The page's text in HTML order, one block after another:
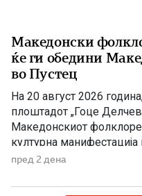
Македонски
ќе ги обедини
во Пустец
На 20 август 2026
плоштадот „Гоце
Македонскиот
културна
Македонците од
Фестивалот ќе биде
пред 2 дена